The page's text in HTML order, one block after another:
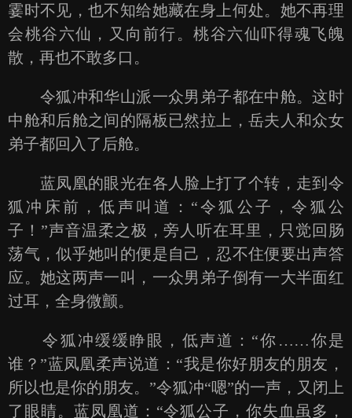
霎时不见，也不知给她藏在身上何处。她不再理
会桃谷六仙，又向前行。桃谷六仙吓得魂飞魄
散，再也不敢多口。
令狐冲和华山派一众男弟子都在中舱。这时
中舱和后舱之间的隔板已然拉上，岳夫人和众女
弟子都回入了后舱。
蓝凤凰的眼光在各人脸上打了个转，走到令
狐冲床前，低声叫道：“令狐公子，令狐公
子！”声音温柔之极，旁人听在耳里，只觉回肠
荡气，似乎她叫的便是自己，忍不住便要出声答
应。她这两声一叫，一众男弟子倒有一大半面红
过耳，全身微颤。
令狐冲缓缓睁眼，低声道：“你……你是
谁？”蓝凤凰柔声说道：“我是你好朋友的朋友，
所以也是你的朋友。”令狐冲“嗯”的一声，又闭上
了眼睛。蓝凤凰道：“令狐公子，你失血虽多，